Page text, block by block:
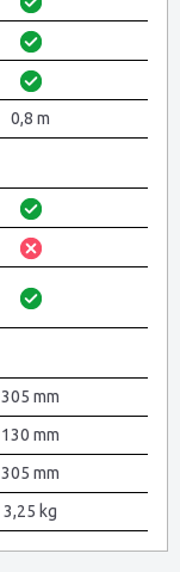
0,8 m
305 mm
130 mm
305 mm
3,25 kg